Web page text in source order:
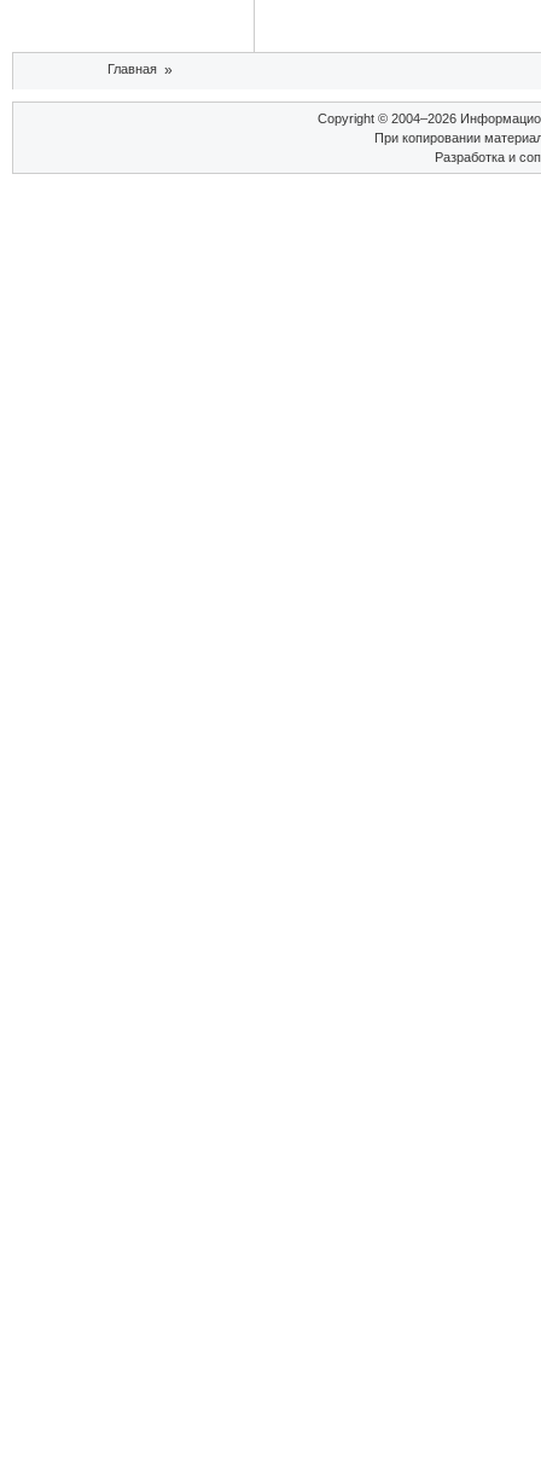
Главная »
Copyright © 2004–2026
При копировании
Разработка и